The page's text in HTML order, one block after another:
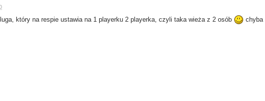
który na respie ustawia na 1 playerku 2 playerka, czyli taka wieża z 2 osób chyba